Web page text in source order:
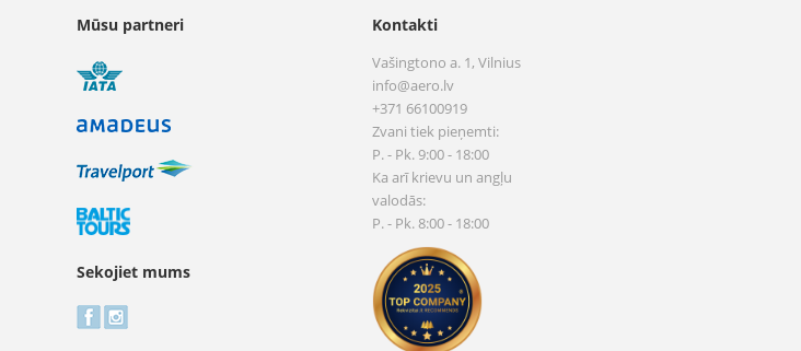
Mūsu partneri
Sekojiet mums
Kontakti
Vašingtono a. 1, Vilnius
info@aero.lv
+371 66100919
Zvani tiek pieņemti:
P. - Pk. 9:00 - 18:00
Ka arī krievu un angļu
valodās:
P. - Pk. 8:00 - 18:00